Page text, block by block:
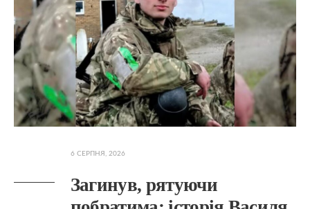
6 СЕРПНЯ, 2026
Загинув, рятуючи